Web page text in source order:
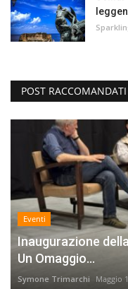
POST RACCOMANDATI
Eventi
Inaugurazione
Un Omaggio...
Symone Trimarchi Maggio